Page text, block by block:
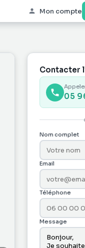
Mon compte
Contacter
05
Nom complet
Email
Téléphone
Message